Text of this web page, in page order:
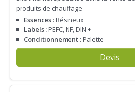
produits de chauffage
Essences :Résineux
Labels :PEFC, NF, DIN +
Conditionnement :Palette
Devis